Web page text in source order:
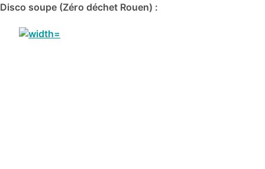
Disco soupe (Zéro déchet Rouen) :